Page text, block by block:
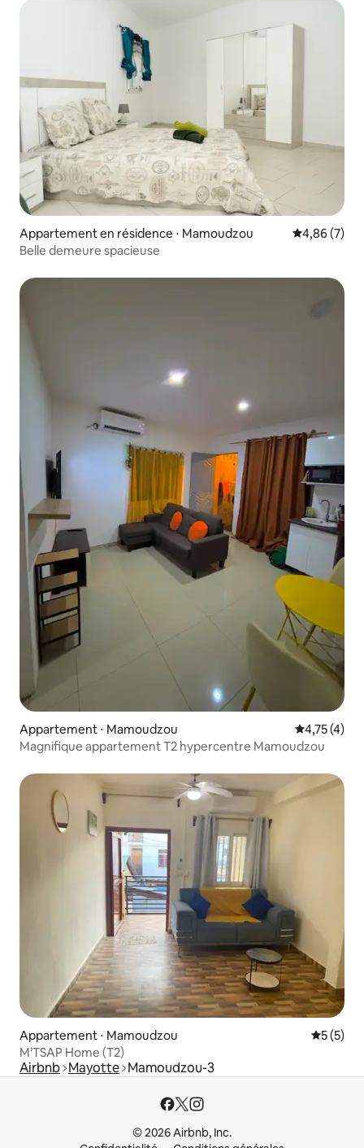
Appartement en résidence ⋅ Mamoudzou Évaluation
4,86 (7)
Belle demeure spacieuse
Appartement ⋅ Mamoudzou Évaluation
4,75 (4)
Magnifique appartement T2 hypercentre Mamoudzou
Appartement ⋅ Mamoudzou
5 (5)
M’TSAP Home (T2)
Airbnb Mayotte Mamoudzou-3
© 2026 Airbnb, Inc.